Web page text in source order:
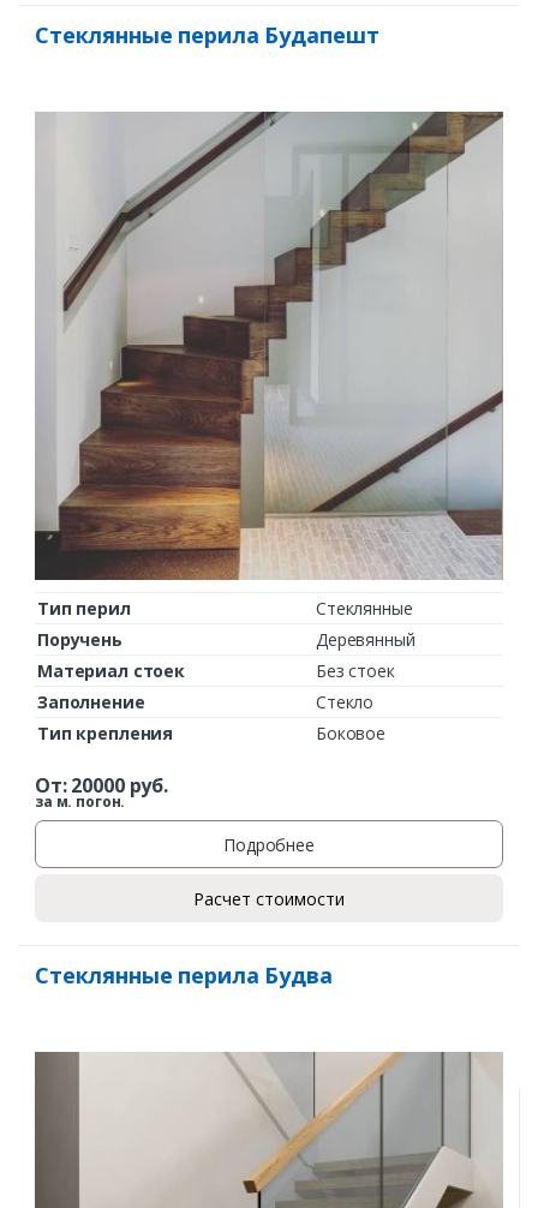
Стеклянные перила Будапешт
Тип перил
Стеклянные
Поручень
Деревянный
Материал стоек
Без стоек
Заполнение
Стекло
Тип крепления
Боковое
От:20000руб.
за м. погон.
Подробнее
Расчет стоимости
Стеклянные перила Будва